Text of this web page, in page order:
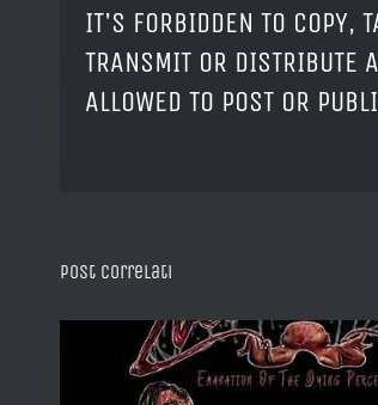
IT'S FORBIDDEN TO COPY,
TRANSMIT OR DISTRIBUTE
ALLOWED TO POST OR
Post correlati